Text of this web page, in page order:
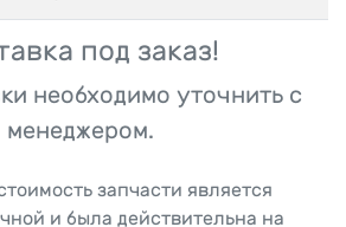
под заказ!
необходимо уточнить с
менеджером.
запчасти является
и была действительна на